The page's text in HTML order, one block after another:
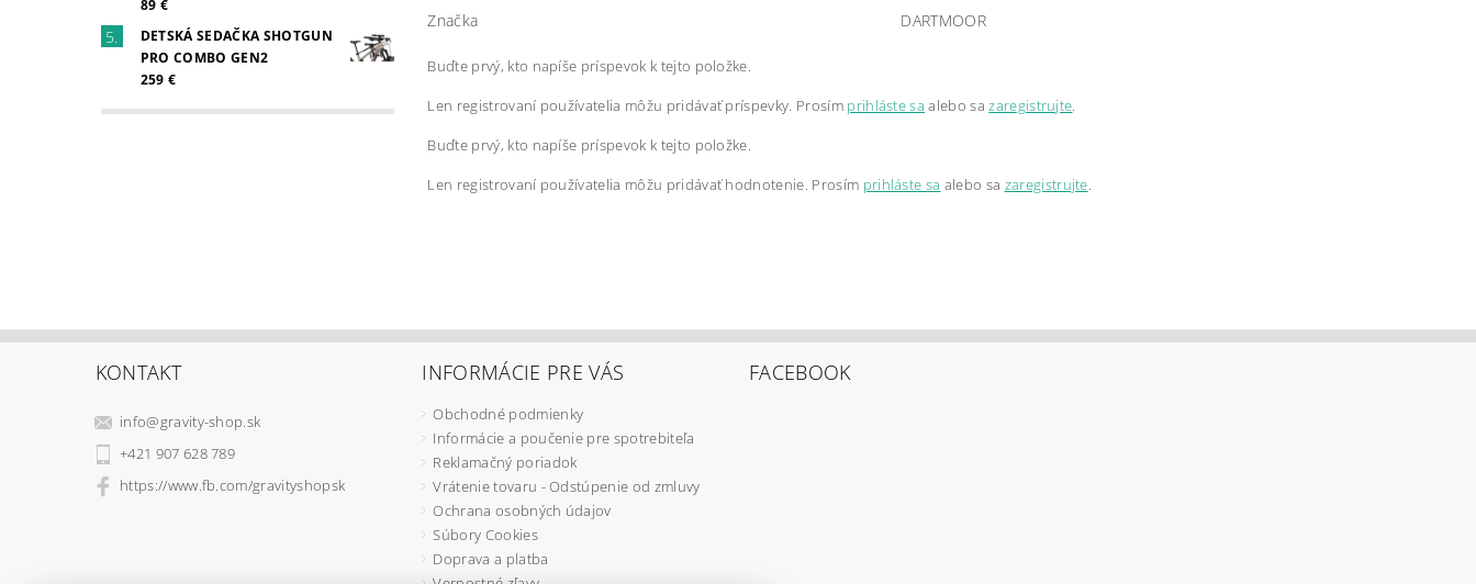
89 €
DETSKÁ SEDAČKA SHOTGUN
PRO COMBO GEN2
259 €
Značka DARTMOOR
Buďte prvý, kto napíše príspevok k tejto položke.
Len registrovaní používatelia môžu pridávať príspevky. Prosím prihláste sa alebo sazaregistrujte.
Buďte prvý, kto napíše príspevok k tejto položke.
Len registrovaní používatelia môžu pridávať hodnotenie. Prosím prihláste sa alebo sa zaregistrujte.
KONTAKT
info@gravity-shop.sk
+421 907 628 789
https://www.fb.com/gravityshopsk
INFORMÁCIE PRE VÁS
Obchodné podmienky
Informácie a poučenie pre spotrebiteľa
Reklamačný poriadok
Vrátenie tovaru - Odstúpenie od zmluvy
Ochrana osobných údajov
Súbory Cookies
Doprava a platba
FACEBOOK